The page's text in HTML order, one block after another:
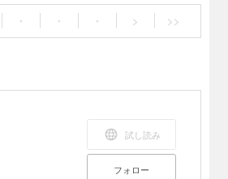
・ ・ ・ > >>
試し読み
フォロー